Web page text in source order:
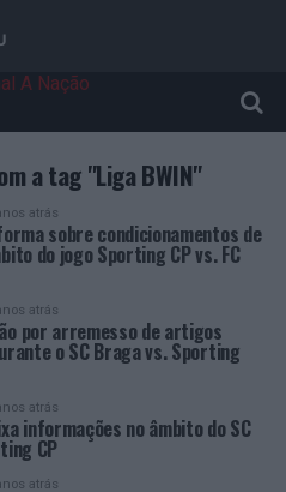
a tag "Liga BWIN"
atrás
sobre condicionamentos de
do jogo Sporting CP vs. FC
atrás
por arremesso de artigos
o SC Braga vs. Sporting
atrás
informações no âmbito do SC
CP
atrás